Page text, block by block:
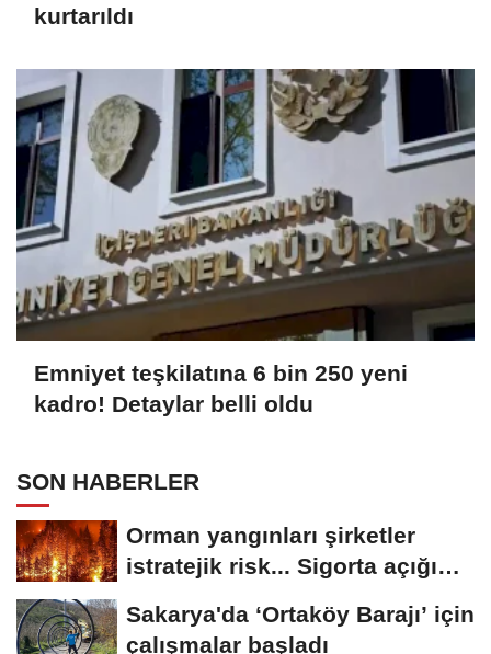
kurtarıldı
Emniyet teşkilatına 6 bin 250 yeni
kadro! Detaylar belli oldu
SON HABERLER
Orman yangınları şirketler
istratejik risk... Sigorta açığı
Sakarya'da ‘Ortaköy Barajı’ için
çalışmalar başladı